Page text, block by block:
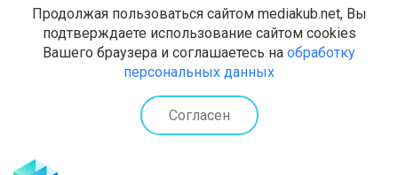
Продолжая пользоваться сайтом mediakub.net, Вы
подтверждаете использование сайтом cookies
Вашего браузера и соглашаетесь на обработку
персональных данных
Согласен